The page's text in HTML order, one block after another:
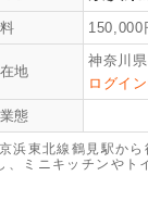
150,000
地
神奈川
ログイ
態
浜東北線鶴見駅か
、ミニキッチンやト